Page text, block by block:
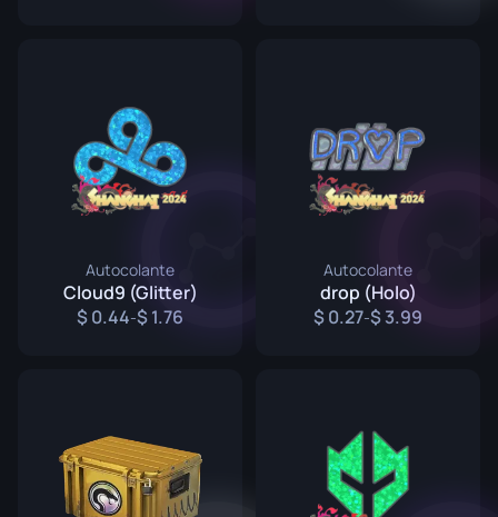
Autocolante
Cloud9 (Glitter)
0.44- 1.76
Autocolante
drop (Holo)
0.27- 3.99